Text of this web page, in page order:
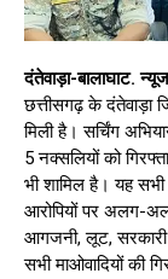
दंतेवाड़ा-बालाघाट.
छत्तीसगढ़ के दंतेवाड़ा
मिली है। सर्चिंग
5 नक्सलियों को
भी शामिल है। यह
आरोपियों पर अलग-
आगजनी, लूट, सरकारी
सभी माओवादियों की